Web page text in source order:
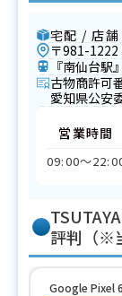
宅配 / 店舗
〒981-1222
『南仙台駅
古物商許可
愛知県公安
営業時間
09:00〜
評判（※
Google Pixel 6